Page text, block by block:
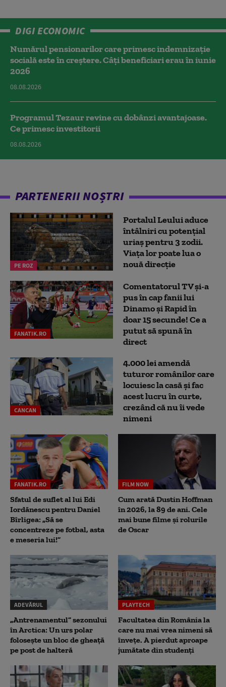
DIGI ECONOMIC
Numărul pensionarilor care primesc indemnizaţie
socială este în creștere. Câți beneficiari erau în iunie
2026
08.08.2026
Programul Tezaur revine cu dobânzi avantajoase.
Ce primesc investitorii
08.08.2026
PARTENERII NOȘTRI
PE ROZ
Portalul Leului aduce
întâlniri cu potențial
uriaș pentru 3 zodii.
Viața lor poate lua o
nouă direcție
FANATIK.RO
Comentatorul TV și-a
pus în cap fanii lui
Dinamo și Rapid în
doar 15 secunde! Ce a
putut să spună în
direct
CANCAN
4.000 lei amendă
tuturor românilor care
locuiesc la casă și fac
acest lucru în curte,
crezând că nu îi vede
nimeni
FANATIK.RO
Sfatul de suflet al lui Edi
Iordănescu pentru Daniel
Bîrligea: „Să se
concentreze pe fotbal, asta
e meseria lui!”
FILM NOW
Cum arată Dustin Hoffman
în 2026, la 89 de ani. Cele
mai bune filme și rolurile
de Oscar
ADEVĂRUL
„Antrenamentul” sezonului
în Arctica: Un urs polar
folosește un bloc de gheață
pe post de halteră
PLAYTECH
Facultatea din România la
care nu mai vrea nimeni să
înveţe. A pierdut aproape
jumătate din studenţi